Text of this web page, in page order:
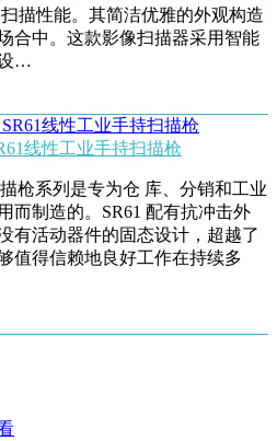
描性能。其简洁优雅的外观构造
中。这款影像扫描器采用智能
设…
线性工业手持扫描枪
枪系列是专为仓 库、分销和工业
制造的。SR61 配有抗冲击外
有活动器件的固态设计，超越了
够值得信赖地良好工作在持续多